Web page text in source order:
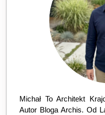
Michał To Architekt
Autor Bloga Archis. Od